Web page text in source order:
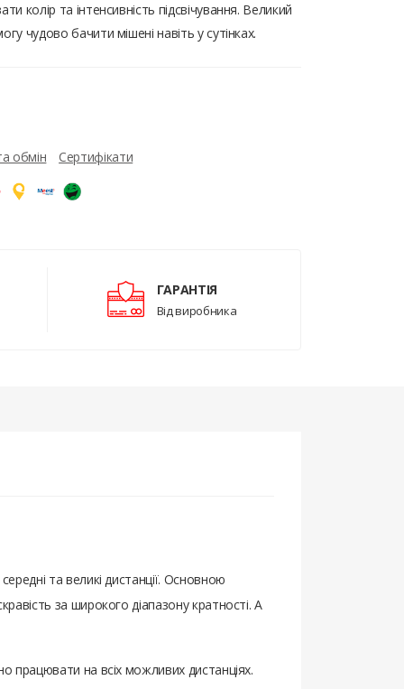
колір та інтенсивність підсвічування. Великий
чудово бачити мішені навіть у сутінках.
обмін
Сертифікати
ГАРАНТІЯ
Від виробника
та великі дистанції. Основною
за широкого діапазону кратності. А
працювати на всіх можливих дистанціях.